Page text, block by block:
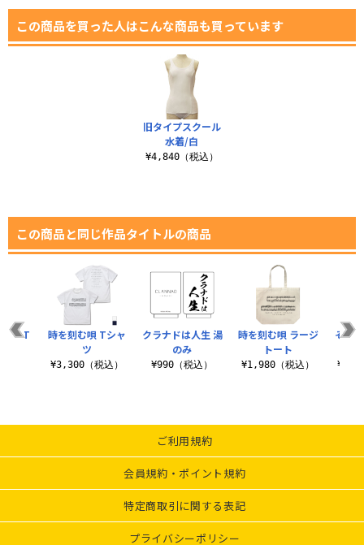
この商品を買った人はこんな商品も買っています
旧タイプスクール
水着/白
¥4,840（税込）
この商品と同じ作品タイトルの商品
クラナドは人生 湯
のみ
¥990（税込）
時を刻む唄 ラージ
トート
¥1,980（税込）
それ
ト T
時を刻む唄 Tシャ
ツ
¥3,300（税込）
ご利用規約
会員規約・ポイント規約
特定商取引に関する表記
プライバシーポリシー